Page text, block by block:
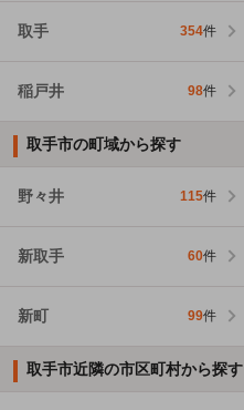
取手 354件
稲戸井 98件
取手市の町域から探す
野々井 115件
新取手 60件
新町 99件
取手市近隣の市区町村から探す